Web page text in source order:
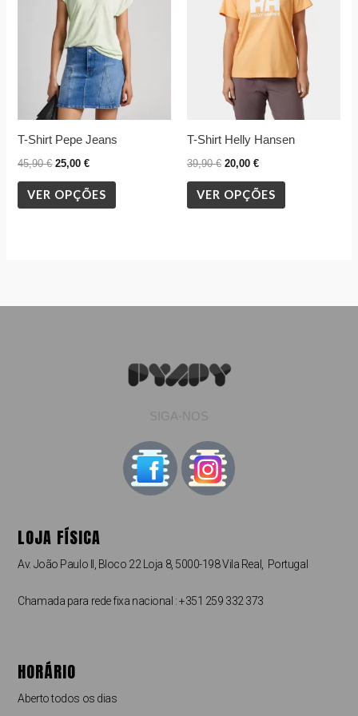
T-Shirt Pepe Jeans
45,90€ 25,00€
VER OPÇÕES
variants.
The
options
may
be
chosen
on
product
page
T-Shirt Helly Hansen
39,90€ 20,00 €
VER OPÇÕES
variants.
The
options
may
chosen
on
product
page
SIGA-NOS
LOJA FÍSICA
Av. João Paulo II, Bloco 22 Loja 8, 5000-198 Vila Real, Portugal
Chamada para rede fixa nacional : +351 259 332 373
HORÁRIO
Aberto todos os dias